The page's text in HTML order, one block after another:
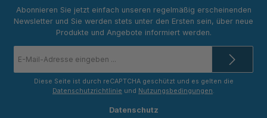
Abonnieren Sie jetzt einfach unseren regelmäßig erscheinenden
Newsletter und Sie werden stets unter den Ersten sein, über neue
Produkte und Angebote informiert werden.
Mail-
*
Diese Seite ist durch reCAPTCHA geschützt und es gelten die
Datenschutzrichtlinie und Nutzungsbedingungen.
Datenschutz